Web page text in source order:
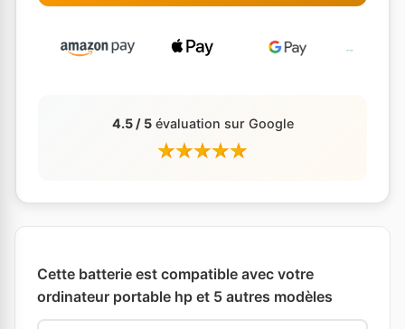
4.5 / 5évaluation sur Google
Cette batterie est compatible avec votre
ordinateur portable hp et 5 autres modèles